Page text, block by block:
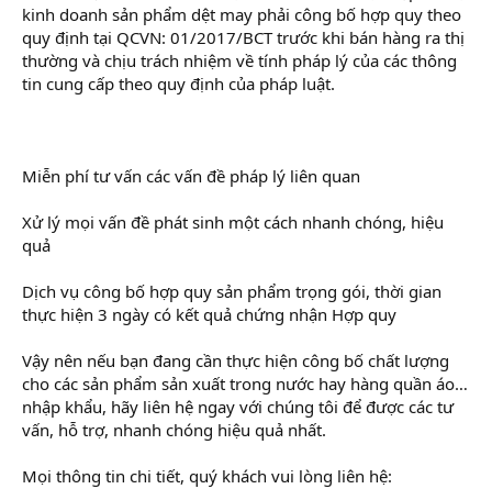
kinh doanh sản phẩm dệt may phải công bố hợp quy theo
quy định tại QCVN: 01/2017/BCT trước khi bán hàng ra thị
thường và chịu trách nhiệm về tính pháp lý của các thông
tin cung cấp theo quy định của pháp luật.
Miễn phí tư vấn các vấn đề pháp lý liên quan
Xử lý mọi vấn đề phát sinh một cách nhanh chóng, hiệu
quả
Dịch vụ công bố hợp quy sản phẩm trọng gói, thời gian
thực hiện 3 ngày có kết quả chứng nhận Hợp quy
Vậy nên nếu bạn đang cần thực hiện công bố chất lượng
cho các sản phẩm sản xuất trong nước hay hàng quần áo…
nhập khẩu, hãy liên hệ ngay với chúng tôi để được các tư
vấn, hỗ trợ, nhanh chóng hiệu quả nhất.
Mọi thông tin chi tiết, quý khách vui lòng liên hệ: